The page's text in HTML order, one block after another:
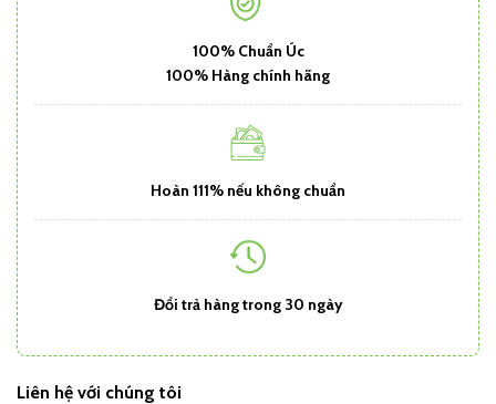
100% Chuẩn Úc
100% Hàng chính hãng
Hoàn 111% nếu không chuẩn
Đổi trả hàng trong 30 ngày
Liên hệ với chúng tôi